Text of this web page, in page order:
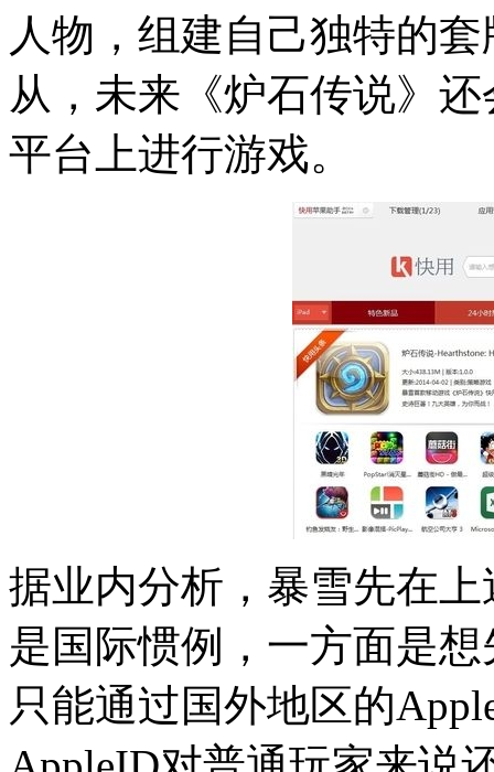
人物，组建自己独特的
从，未来《炉石传说》
平台上进行游戏。
据业内分析，暴雪先在
是国际惯例，一方面是
只能通过国外地区的